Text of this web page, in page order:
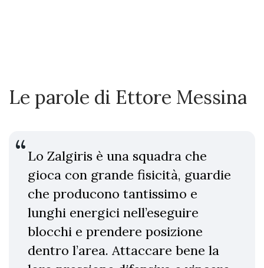
Le parole di Ettore Messina
Lo Zalgiris è una squadra che
gioca con grande fisicità, guardie
che producono tantissimo e
lunghi energici nell’eseguire
blocchi e prendere posizione
dentro l’area. Attaccare bene la